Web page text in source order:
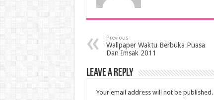
Previous
Wallpaper Waktu Berbuka Puasa
Dan Imsak 2011
Leave a Reply
Your email address will not be published.